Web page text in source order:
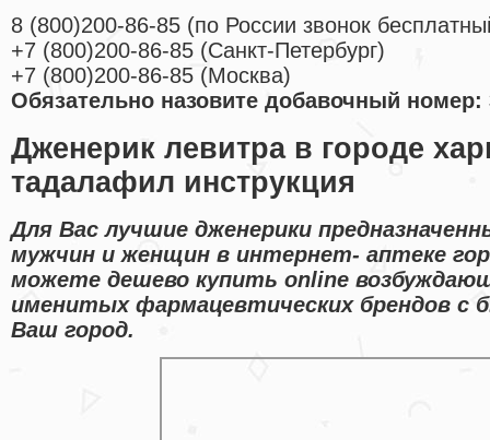
8 (800)200-86-85 (по России звонок
+7 (800)200-86-85 (Санкт-Петербург)
+7 (800)200-86-85 (Москва)
Обязательно назовите добавочный номер:
Дженерик левитра в городе
тадалафил инструкция
Для Вас лучшие дженерики
мужчин и женщин в интернет- аптеке
можете дешево купить online
именитых фармацевтических брендов с
Ваш город.